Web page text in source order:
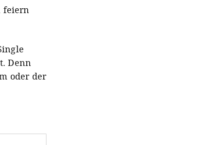
feiern
Denn
oder der